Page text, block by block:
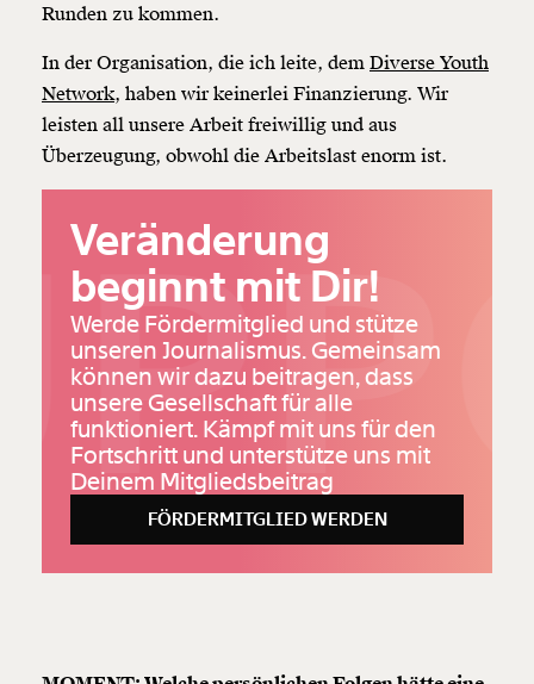
1/3
Runden zu kommen.
In der Organisation, die ich leite, dem Diverse Youth
Network, haben wir keinerlei Finanzierung. Wir
leisten all unsere Arbeit freiwillig und aus
Überzeugung, obwohl die Arbeitslast enorm ist.
Veränderung
beginnt mit Dir!
Werde Fördermitglied und stütze
unseren Journalismus. Gemeinsam
können wir dazu beitragen, dass
unsere Gesellschaft für alle
funktioniert. Kämpf mit uns für den
Fortschritt und unterstütze uns mit
Deinem Mitgliedsbeitrag
FÖRDERMITGLIED WERDEN